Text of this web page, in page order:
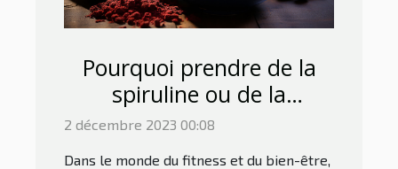
Pourquoi prendre de la
spiruline ou de la
phycocyanine pour le
sport ?
2 décembre 2023 00:08
Dans le monde du fitness et du bien-être,